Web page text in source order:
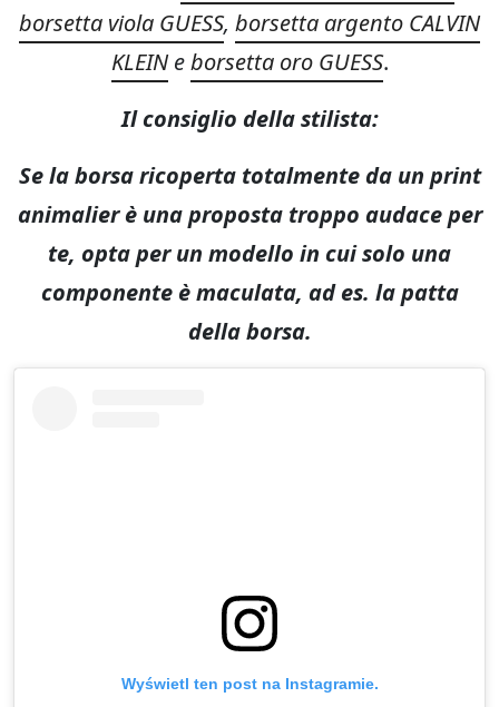
borsetta viola GUESS, borsetta argento CALVIN
KLEINeborsetta oro GUESS.
Il consiglio della stilista:
Se la borsa ricoperta totalmente da un print
animalier è una proposta troppo audace per
te, opta per un modello in cui solo una
componente è maculata, ad es. la patta
della borsa.
Wyświetl ten post na Instagramie.